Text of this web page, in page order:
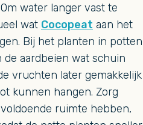
water langer vast te
wat Cocopeat aan het
Bij het planten in potten
de aardbeien wat schuin
vruchten later gemakkelijk
kunnen hangen. Zorg
ruimte hebben,